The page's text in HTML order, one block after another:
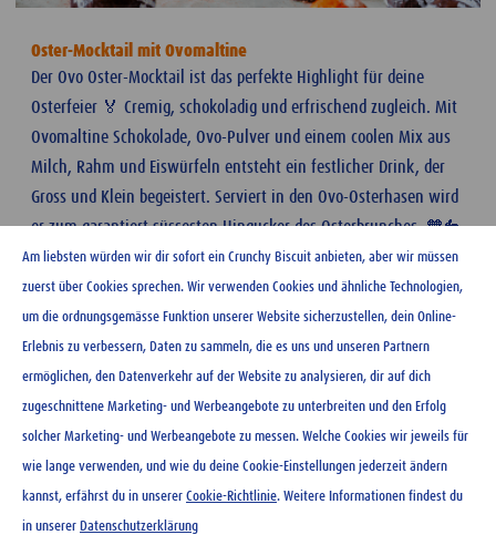
Oster-Mocktail mit Ovomaltine
Der Ovo Oster-Mocktail ist das perfekte Highlight für deine
Osterfeier 🏅 Cremig, schokoladig und erfrischend zugleich. Mit
Ovomaltine Schokolade, Ovo-Pulver und einem coolen Mix aus
Milch, Rahm und Eiswürfeln entsteht ein festlicher Drink, der
Gross und Klein begeistert. Serviert in den Ovo-Osterhasen wird
er zum garantiert süssesten Hingucker des Osterbrunches. 🧡🐇
Am liebsten würden wir dir sofort ein Crunchy Biscuit anbieten, aber wir müssen
zuerst über Cookies sprechen. Wir verwenden Cookies und ähnliche Technologien,
um die ordnungsgemässe Funktion unserer Website sicherzustellen, dein Online-
Erlebnis zu verbessern, Daten zu sammeln, die es uns und unseren Partnern
ermöglichen, den Datenverkehr auf der Website zu analysieren, dir auf dich
zugeschnittene Marketing- und Werbeangebote zu unterbreiten und den Erfolg
solcher Marketing- und Werbeangebote zu messen. Welche Cookies wir jeweils für
wie lange verwenden, und wie du deine Cookie-Einstellungen jederzeit ändern
kannst, erfährst du in unserer Cookie-Richtlinie. Weitere Informationen findest du
in unserer Datenschutzerklärung